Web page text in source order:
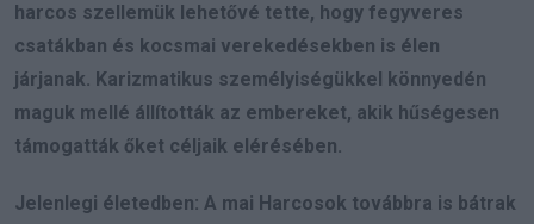
harcos szellemük lehetővé tette, hogy fegyveres
csatákban és kocsmai verekedésekben is élen
járjanak. Karizmatikus személyiségükkel könnyedén
maguk mellé állították az embereket, akik hűségesen
támogatták őket céljaik elérésében.
Jelenlegi életedben: A mai Harcosok továbbra is bátrak